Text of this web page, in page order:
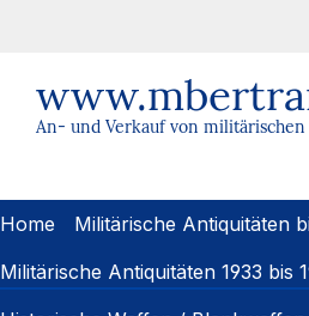
An- und Verkauf von
Home Militärische Antiquitäten
Militärische Antiquitäten 1933 bis